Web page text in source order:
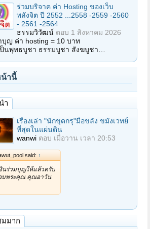
ร่วมบริจาค ค่า Hosting ของเว็บ
พลังจิต ปี 2552 ...2558 -2559 -2560
- 2561 -2564
ธรรมวิวัฒน์ ตอบ 1 สิงหาคม 2026
บุญ ค่า hosting = 10 บาท
ป็นพุทธบูชา ธรรมบูชา สังฆบูชา…
านี้
ำ
เรื่องเล่า "นักขุดกรุ"มือขลัง ขมังเวทย์
ที่สุดในแผ่นดิน
wanwi ตอบ เมื่อวาน เวลา 20:53
said: ↑
งินร่วมบุญให้แล้วครับ
บพระคุณ คุณอาวัน
มมาก